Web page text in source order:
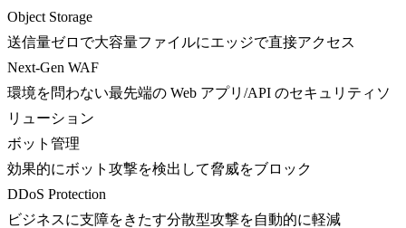
Object Storage
送信量ゼロで大容量ファイルにエッジで直接アクセス
Next-Gen WAF
環境を問わない最先端の Web アプリ/API のセキュリティソ
リューション
ボット管理
効果的にボット攻撃を検出して脅威をブロック
DDoS Protection
ビジネスに支障をきたす分散型攻撃を自動的に軽減